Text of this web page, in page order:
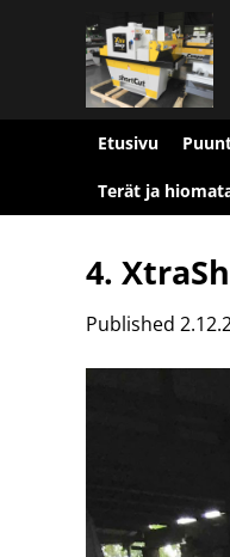
Etusivu
Terät ja
4.
Published